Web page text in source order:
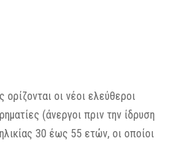
οι νέοι ελεύθεροι
(άνεργοι πριν την ίδρυση
30 έως 55 ετών, οι οποίοι